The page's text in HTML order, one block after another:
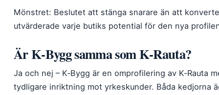
Mönstret: Beslutet att stänga snarare än att
utvärderade varje butiks potential för den nya
Är K‑Bygg samma som K‑Rauta?
Ja och nej – K‑Bygg är en omprofilering av K‑Rauta
tydligare inriktning mot yrkeskunder. Båda kedjorna